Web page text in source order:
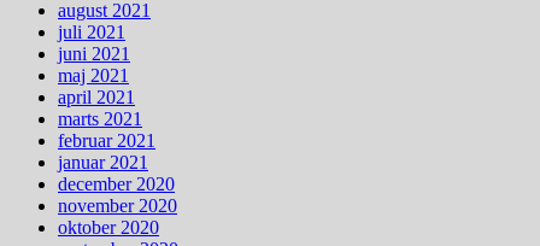
august 2021
juli 2021
juni 2021
maj 2021
april 2021
marts 2021
februar 2021
januar 2021
december 2020
november 2020
oktober 2020